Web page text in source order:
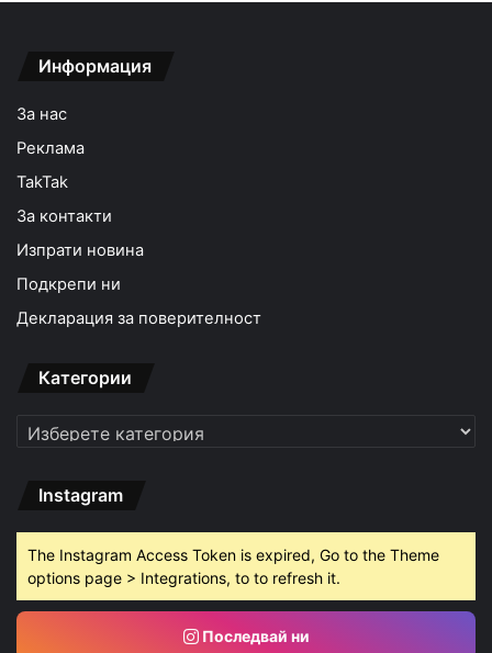
Информация
За нас
Реклама
TakTak
За контакти
Изпрати новина
Подкрепи ни
Декларация за поверителност
Категории
Категории
Instagram
The Instagram Access Token is expired, Go to the Theme
options page > Integrations, to to refresh it.
Последвай ни